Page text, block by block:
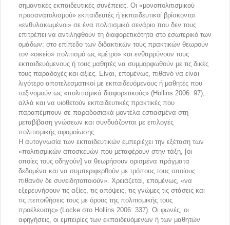
σημαντικές εκπαιδευτικές συνέπειες. Οι «μονοπολιτισμικού
προσανατολισμού» εκπαιδευτές ή εκπαιδευτικοί βρίσκονται
«ενθυλακωμένοι» σε ένα πολιτισμικό σενάριο που δεν τους
επιτρέπει να αντιληφθούν τη διαφορετικότητα στο εσωτερικό των
ομάδων: στο επίπεδο των διδακτικών τους πρακτικών θεωρούν
τον «οικείο» πολιτισμό ως «μέτρο» και ενθαρρύνουν τους
εκπαιδευόμενους ή τους μαθητές να συμμορφωθούν με τις δικές
τους παραδοχές και αξίες. Είναι, επομένως, πιθανό να είναι
λιγότερο αποτελεσματικοί με εκπαιδευόμενους ή μαθητές που
ταξινομούν ως «πολιτισμικά διαφορετικούς» (Hollins 2006: 97),
αλλά και να υιοθετούν εκπαιδευτικές πρακτικές που
παραπέμπουν σε παραδοσιακά μοντέλα εστιασμένα στη
μεταβίβαση γνώσεων και συνδυάζονται με επιλογές
πολιτισμικής αφομοίωσης.
Η αυτογνωσία των εκπαιδευτικών εμπεριέχει την εξέταση των
«πολιτισμικών αποσκευών που μεταφέρουν στην τάξη, [οι
οποίες τους οδηγούν] να θεωρήσουν ορισμένα πράγματα
δεδομένα και να συμπεριφερθούν με τρόπους τους οποίους
πιθανόν δε συνειδητοποιούν». Χρειάζεται, επομένως, «να
εξερευνήσουν τις αξίες, τις απόψεις, τις γνώμες τις στάσεις και
τις πεποιθήσεις τους με όρους της πολιτισμικής τους
προέλευσης» (Locke στο Hollins 2006: 337). Οι φωνές, οι
αφηγήσεις, οι εμπειρίες των εκπαιδευόμενων ή των μαθητών